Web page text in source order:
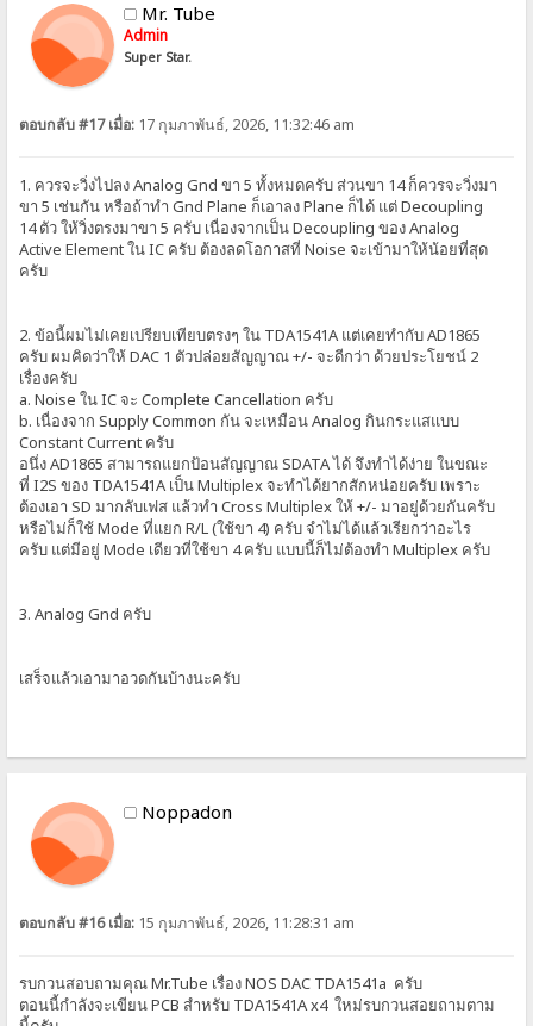
Mr. Tube
Admin
Super Star.
ตอบกลับ #17 เมื่อ: 17 กุมภาพันธ์, 2026, 11:32:46 am
1. ควรจะวิ่งไปลง Analog Gnd ขา 5 ทั้งหมดครับ ส่วนขา 14 ก็ควรจะวิ่งมา
ขา 5 เช่นกัน หรือถ้าทำ Gnd Plane ก็เอาลง Plane ก็ได้ แต่ Decoupling
14 ตัว ให้วิ่งตรงมาขา 5 ครับ เนื่องจากเป็น Decoupling ของ Analog
Active Element ใน IC ครับ ต้องลดโอกาสที่ Noise จะเข้ามาให้น้อยที่สุด
ครับ
2. ข้อนี้ผมไม่เคยเปรียบเทียบตรงๆ ใน TDA1541A แต่เคยทำกับ AD1865
ครับ ผมคิดว่าให้ DAC 1 ตัวปล่อยสัญญาณ +/- จะดีกว่า ด้วยประโยชน์ 2
เรื่องครับ
a. Noise ใน IC จะ Complete Cancellation ครับ
b. เนื่องจาก Supply Common กัน จะเหมือน Analog กินกระแสแบบ
Constant Current ครับ
อนึ่ง AD1865 สามารถแยกป้อนสัญญาณ SDATA ได้ จึงทำได้ง่าย ในขณะ
ที่ I2S ของ TDA1541A เป็น Multiplex จะทำได้ยากสักหน่อยครับ เพราะ
ต้องเอา SD มากลับเฟส แล้วทำ Cross Multiplex ให้ +/- มาอยู่ด้วยกันครับ
หรือไม่ก็ใช้ Mode ที่แยก R/L (ใช้ขา 4) ครับ จำไม่ได้แล้วเรียกว่าอะไร
ครับ แต่มีอยู่ Mode เดียวที่ใช้ขา 4 ครับ แบบนี้ก็ไม่ต้องทำ Multiplex ครับ
3. Analog Gnd ครับ
เสร็จแล้วเอามาอวดกันบ้างนะครับ
Noppadon
ตอบกลับ #16 เมื่อ: 15 กุมภาพันธ์, 2026, 11:28:31 am
รบกวนสอบถามคุณ Mr.Tube เรื่อง NOS DAC TDA1541a ครับ
ตอนนี้กำลังจะเขียน PCB สำหรับ TDA1541A x4 ใหม่รบกวนสอยถามตาม